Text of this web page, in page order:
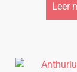
Leer